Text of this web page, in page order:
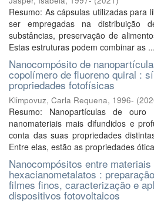
Resumo: As cápsulas utilizadas para
ser empregadas na distribuição
substâncias, preservação de
Estas estruturas podem combinar as ...
Nanocompósito de
copolímero de fluoreno quiral :
propriedades fotofísicas
Klimpovuz, Carla Requena, 1996- (
Resumo: Nanopartículas de
nanomateriais mais difundidos e
conta das suas propriedades
Entre elas, estão as propriedades
Nanocompósitos entre
hexacianometalatos :
filmes finos, caracterização e
dispositivos fotovoltaicos